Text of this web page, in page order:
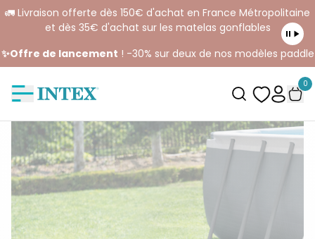
🚛 Livraison offerte dès 150€ d'achat en France Métropolitaine
et dès 35€ d'achat sur les matelas gonflables
✨Offre de lancement ! -30% sur deux de nos modèles paddle
0